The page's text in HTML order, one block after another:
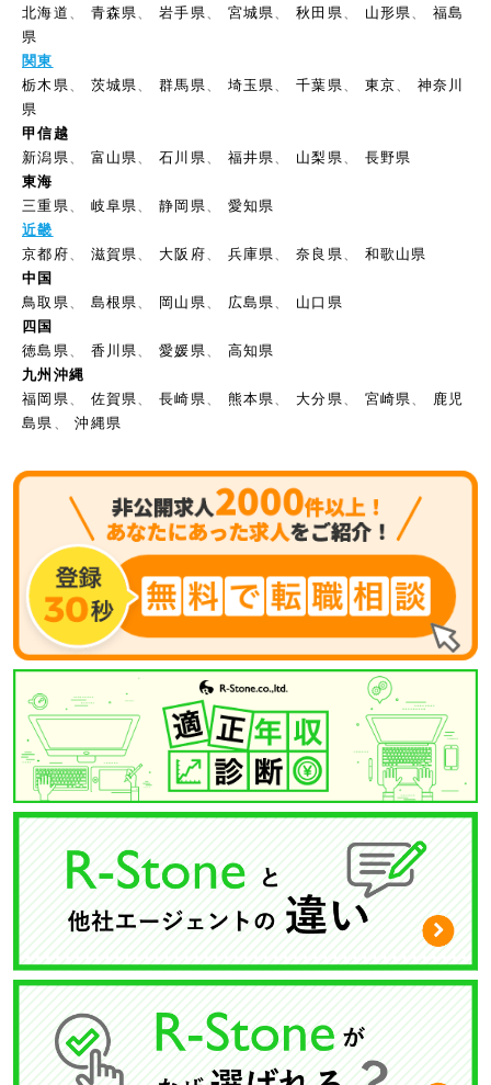
北海道
青森県 、岩手県 宮城県 、秋田県 山形県 、福島
県
関東
栃木県
茨城県 、群馬県 埼玉県 、千葉県 東京
神奈川
県
甲信越
新潟県
富山県 、石川県 福井県 山梨県
長野県
東海
三重県
岐阜県 、静岡県
愛知県
近畿
京都府
滋賀県 大阪府 兵庫県 、奈良県
和歌山県
中国
鳥取県
島根県 岡山県 広島県
山口県
四国
徳島県
香川県 、愛媛県
高知県
九州沖縄
福岡県
佐賀県 、長崎県 熊本県 大分県 宮崎県
鹿児
島県
、沖縄県